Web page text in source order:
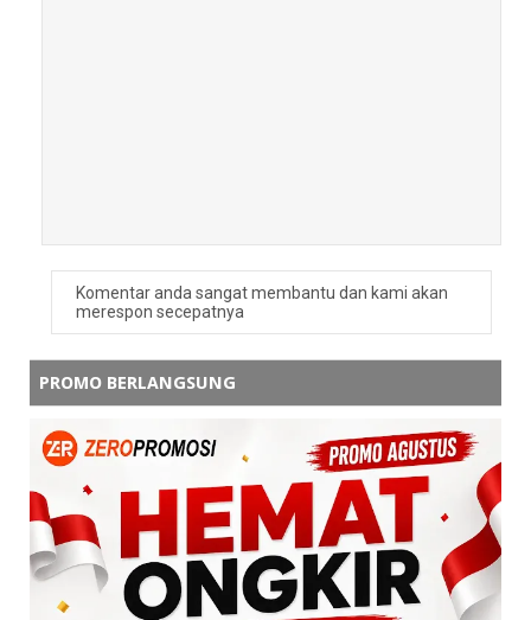
Balas
admin zeropromosi
putri
Balas
Komentar anda sangat membantu dan kami akan
merespon secepatnya
PROMO BERLANGSUNG